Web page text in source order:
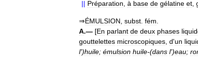
|| Préparation à base de gélatine et
⇒ÉMULSION subst fém
A.— [En parlant de deux phases
gouttelettes microscopiques d'un
l')huile; émulsion huile-(dans l')eau;